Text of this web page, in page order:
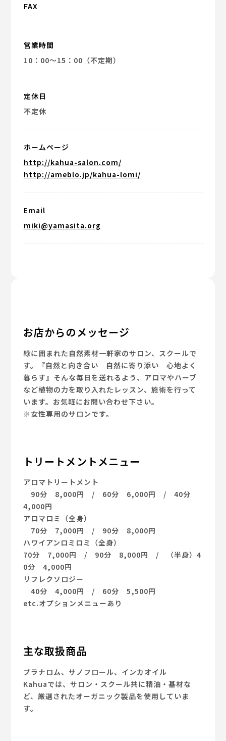
FAX
営業時間
10：00～15：00（不定期）
定休日
不定休
ホームページ
http://kahua-salon.com/
http://ameblo.jp/kahua-lomi/
Email
miki@yamasita.org
お店からのメッセージ
緑に囲まれた自然素材一軒家のサロン、スクールで
す。『自然と向き合い 自然に寄り添い 心地よく
暮らす』そんな毎日を送れるよう、アロマやハーブ
など植物の力を取り入れたレッスン、施術を行って
います。お気軽にお問い合わせ下さい。
※女性専用のサロンです。
トリートメントメニュー
アロマトリートメント
90分 8,000円 / 60分 6,000円 / 40分
4,000円
アロマロミ（全身）
70分 7,000円 / 90分 8,000円
ハワイアンロミロミ（全身）
70分 7,000円 / 90分 8,000円 / （半身）4
0分 4,000円
リフレクソロジー
40分 4,000円 / 60分 5,500円
etc.オプションメニューあり
主な取扱商品
プラナロム、サノフロール、インカオイル
Kahuaでは、サロン・スクール共に精油・基材な
ど、厳選されたオーガニック製品を使用していま
す。